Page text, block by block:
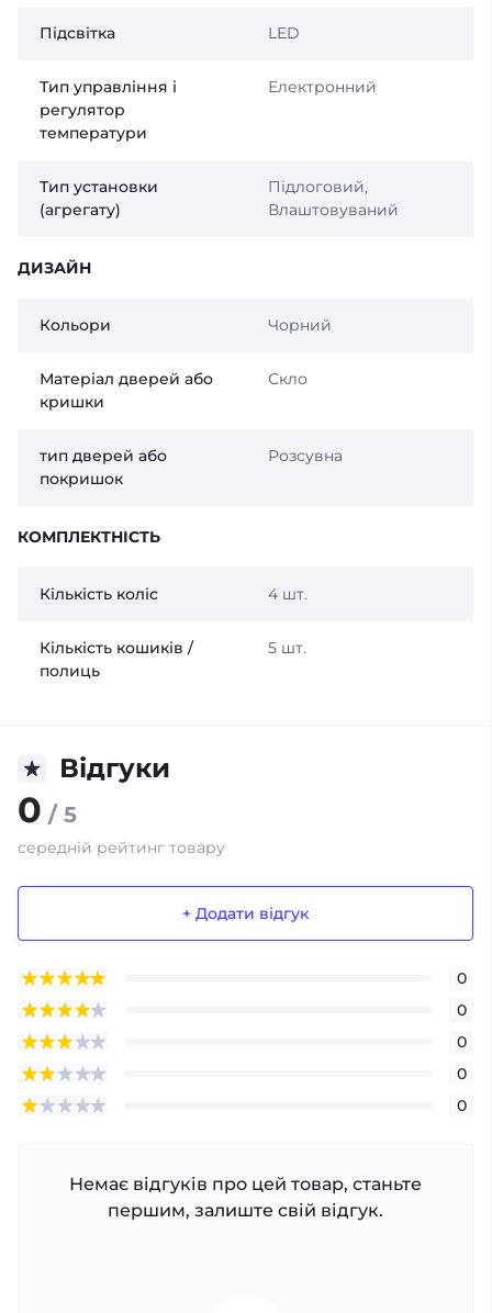
Підсвітка LED
Тип управління і
регулятор
температури
Електронний
Тип установки
(агрегату)
Підлоговий,
Влаштовуваний
ДИЗАЙН
Кольори Чорний
Матеріал дверей або
кришки
Скло
тип дверей або
покришок
Розсувна
КОМПЛЕКТНІСТЬ
Кількість коліс 4 шт.
Кількість кошиків /
полиць
5 шт.
Відгуки
0 / 5
середній рейтинг товару
+ Додати відгук
0
0
0
0
0
Немає відгуків про цей товар, станьте
першим, залиште свій відгук.